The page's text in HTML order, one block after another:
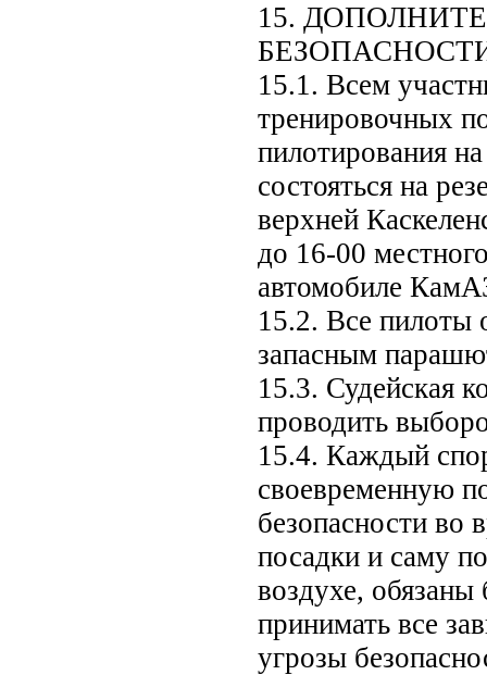
15.
15.1. Всем
тренировочных
пилотирования
состояться на
верхней
до 16-00
автомобиле
15.2. Все пилоты
запасным
15.3. Судейская
проводить
15.4. Каждый
своевременную
безопасности во
посадки и саму
воздухе,
принимать все
угрозы